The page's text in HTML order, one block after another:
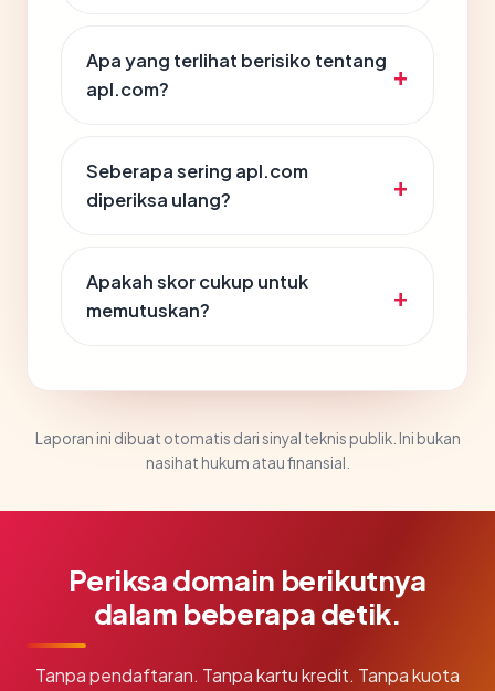
Apa yang terlihat berisiko tentang
apl.com?
Seberapa sering apl.com
diperiksa ulang?
Apakah skor cukup untuk
memutuskan?
Laporan ini dibuat otomatis dari sinyal teknis publik. Ini bukan
nasihat hukum atau finansial.
Periksa domain berikutnya
dalam beberapa detik.
Tanpa pendaftaran. Tanpa kartu kredit. Tanpa kuota